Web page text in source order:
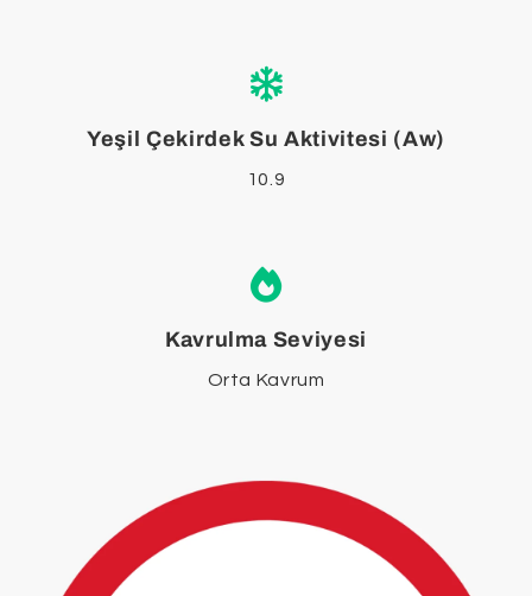
Yeşil Çekirdek Su Aktivitesi (Aw)
10.9
Kavrulma Seviyesi
Orta Kavrum